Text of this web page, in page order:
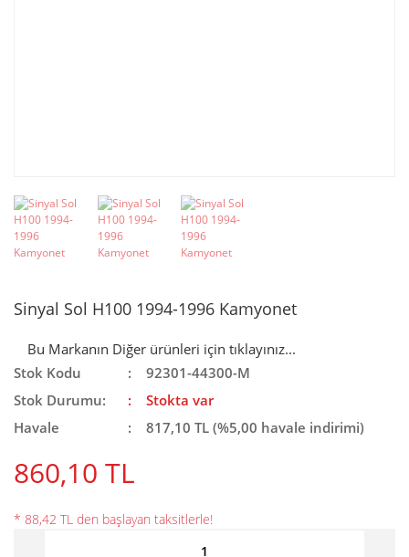
Sinyal Sol H100 1994-1996 Kamyonet
Bu Markanın Diğer ürünleri için tıklayınız...
Stok Kodu
92301-44300-M
Stok Durumu:
Stokta var
Havale
817,10 TL (%5,00 havale indirimi)
860,10 TL
* 88,42 TL den başlayan taksitlerle!